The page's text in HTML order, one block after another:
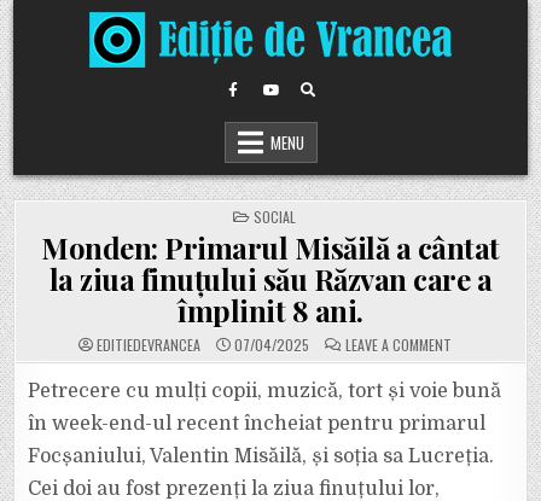
Skip
to
content
MENU
POSTED
IN
SOCIAL
Monden: Primarul Misăilă a cântat
la ziua finuțului său Răzvan care a
împlinit 8 ani.
EDITIEDEVRANCEA 07/04/2025 LEAVE A COMMENTON
MONDEN:
MISĂILĂ
A
CÂNTAT
LA
ZIUA
FINUȚULUI
SĂU
Petrecere cu mulți copii, muzică, tort și voie bună
în week-end-ul recent încheiat pentru primarul
Focșaniului, Valentin Misăilă, și soția sa Lucreția.
Cei doi au fost prezenți la ziua finuțului lor,